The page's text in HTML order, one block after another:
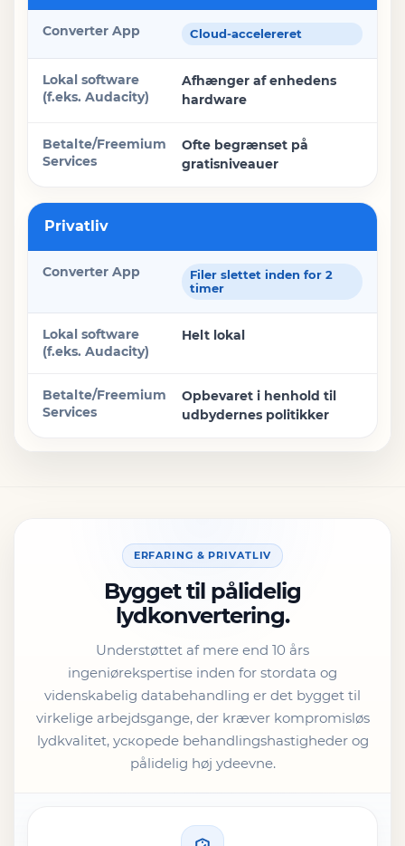
Cloud-accelereret
Afhænger af enhedens
hardware
Ofte begrænset på
gratisniveauer
Privatliv
Filer slettet inden for 2
timer
Helt lokal
Opbevaret i henhold til
udbydernes politikker
ERFARING & PRIVATLIV
Bygget til pålidelig
lydkonvertering.
Understøttet af mere end 10 års
ingeniørekspertise inden for stordata og
videnskabelig databehandling er det bygget til
virkelige arbejdsgange, der kræver kompromisløs
lydkvalitet, ускорede behandlingshastigheder og
pålidelig høj ydeevne.